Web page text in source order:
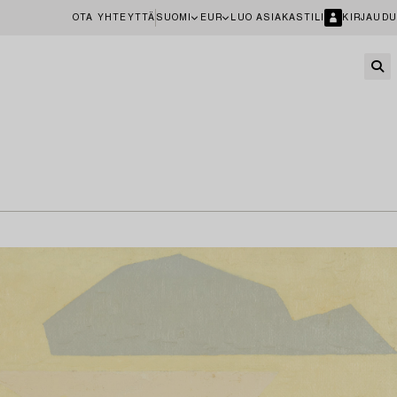
OTA YHTEYTTÄ SUOMI EUR LUO ASIAKASTILI KIRJAUDU